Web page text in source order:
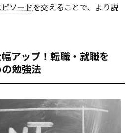
ソードを交えることで、より説
アップ！転職・就職を
勉強法